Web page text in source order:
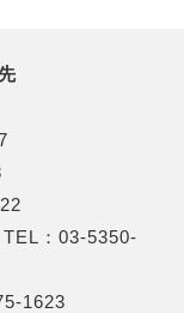
：03-5350-
1623